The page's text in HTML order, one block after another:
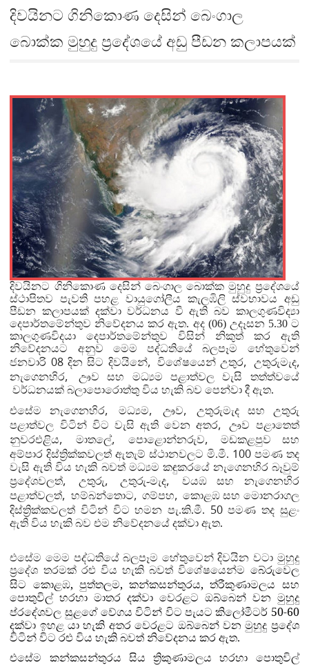
දිවයිනට ගිනිකොණ දෙසින් බෙංගාල
බොක්ක මුහුදු ප්‍රදේශයේ අඩු පීඩන කලාපයක්
දිවයිනට ගිනිකොණ දෙසින් බෙංගාල බොක්ක මුහුදු ප්‍රදේශයේ
ස්ථාපිතව පැවති පහළ වායුගෝලීය කැලඹිලි ස්වභාවය අඩු
පීඩන කලාපයක් දක්වා වර්ධනය වී ඇති බව කාලගුණවිද්‍යා
දෙපාර්තමේන්තුව නිවේදනය කර ඇත. අද (06)උදෑසන 5.30 ට
කාලගුණවිදයා දෙපාර්තමේන්තුව විසින් නිකුත් කර ඇති
නිවේදනයට අනුව මෙම පද්ධතියේ බලපෑම හේතුවෙන්
ජනවාරි 08දින සිට දිවයිනේ, විශේෂයෙන් උතුර, උතුරුමැද,
නැගෙනහිර,
ඌව සහ මධ්‍යම පළාත්වල වැසි තත්ත්වයේ
වර්ධනයක් බලාපොරොත්තු විය හැකි බව පෙන්වා දී ඇත.
එසේම නැගෙනහිර, මධ්‍යම, ඌව,උතුරුමැද සහ උතුරු
පළාත්වල විටින් විට වැසි ඇති වෙන අතර,ඌව පළාතෙත්
නුවරඑළිය, මාතලේ, පොළොන්නරුව,මඩකළපුව සහ
අම්පාර දිස්ත්‍රික්කවලත් ඇතැම් ස්ථානවලට මි.මී. 100පමණ තද
වැසි ඇති විය හැකි බවත් මධ්‍යම කඳුකරයේ නැගෙනහිර බෑවුම්
ප්‍රදේශවලත්, උතුරු,උතුරු-මැද,
වයඹ සහ නැගෙනහිර
පළාත්වලත්, හම්බන්තොට, ගම්පහ,කොළඹ සහ මොනරාගල
දිස්ත්‍රික්කවලත් විටින් විට හමන පැ.කි.මී. 50පමණ තද සුළං
ඇති විය හැකි බව එම නිවේදනයේ දක්වා ඇත.
එසේම මෙම පද්ධතියේ බලපෑම හේතුවෙන් දිවයින වටා මුහුදු
ප්‍රදේශ තරමක් රළු විය හැකි බවත් විශේෂයෙන්ම බේරුවෙල
සිට කොළඹ, පුත්තලම,කන්කසන්තුරය,ත්රීකුණාමලය සහ
පොතුවිල් හරහා මාතර දක්වා වෙරළට ඔබ්බෙන් වන මුහුදු
ප්රදේශවල සුළගේ වේගය විටින් විට පැයට කිලෝමීටර් 50-60
දක්වා ඉහළ යා හැකි අතර වෙරළට ඔබ්බෙන් වන මුහුදු ප්‍රදේශ
විටින් විට රළු විය හැකි බවත් නිවේදනය කර ඇත.
එසේම කන්කසන්තුරය සිය ත්‍රිකුණාමලය හරහා පොතුවිල්